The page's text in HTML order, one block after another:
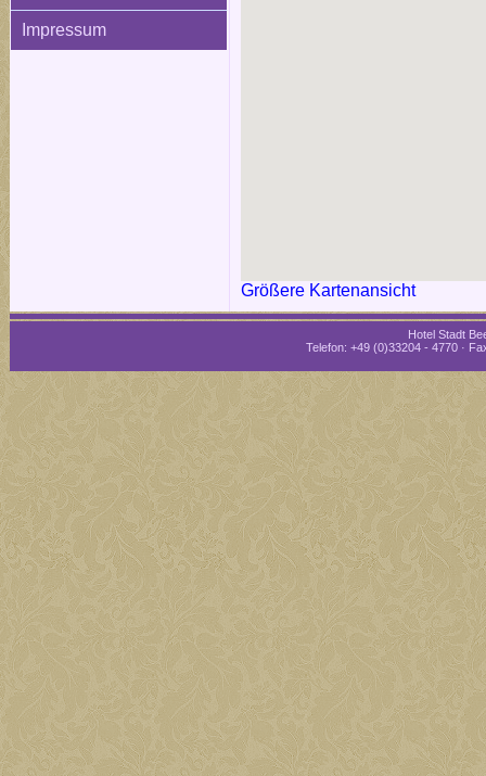
Impressum
Größere Kartenansicht
Hotel Stadt
Telefon: +49 (0)33204 - 4770 ·